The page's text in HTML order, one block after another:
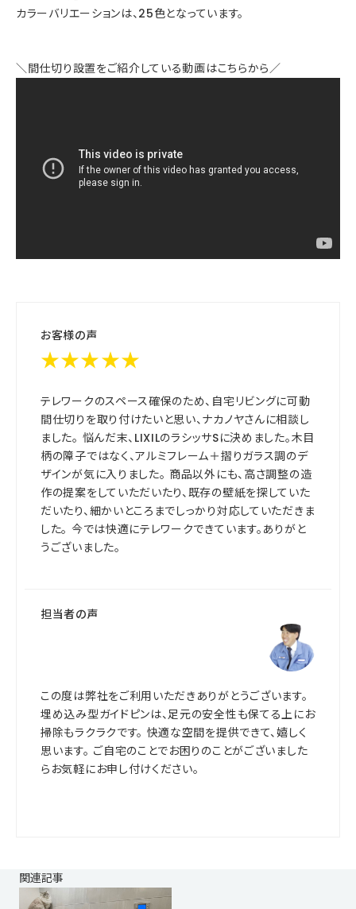
カラーバリエーションは、25色となっています。
＼間仕切り設置をご紹介している動画はこちらから／
お客様の声
★★★★★
テレワークのスペース確保のため、自宅リビングに可動
間仕切りを取り付けたいと思い、ナカノヤさんに相談し
ました。 悩んだ末、LIXILのラシッサSに決めました。木目
柄の障子ではなく、アルミフレーム＋摺りガラス調のデ
ザインが気に入りました。 商品以外にも、高さ調整の造
作の提案をしていただいたり、既存の壁紙を探していた
だいたり、細かいところまでしっかり対応していただきま
した。 今では快適にテレワークできています。ありがと
うございました。
担当者の声
この度は弊社をご利用いただきありがとうございます。
埋め込み型ガイドピンは、足元の安全性も保てる上にお
掃除もラクラクです。 快適な空間を提供できて、嬉しく
思います。 ご自宅のことでお困りのことがございました
らお気軽にお申し付けください。
関連記事